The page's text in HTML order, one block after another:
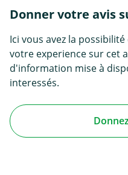
Donner votre avis
Ici vous avez la
votre experience sur cet
d'information mise à
interessés.